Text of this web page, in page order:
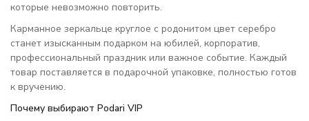
которые невозможно повторить.
Карманное зеркальце круглое с родонитом цвет серебро
станет изысканным подарком на юбилей, корпоратив,
профессиональный праздник или важное событие. Каждый
товар поставляется в подарочной упаковке, полностью готов
к вручению.
Почему выбирают Podari VIP